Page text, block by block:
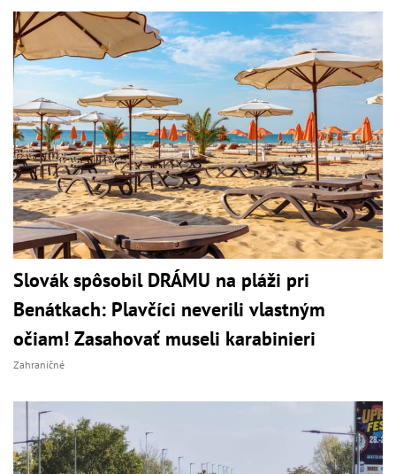
Slovák spôsobil DRÁMU na pláži pri
Benátkach: Plavčíci neverili vlastným
očiam! Zasahovať museli karabinieri
Zahraničné